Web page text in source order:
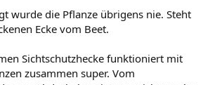
wurde die Pflanze übrigens nie. Steht
Ecke vom Beet.
Sichtschutzhecke funktioniert mit
zusammen super. Vom